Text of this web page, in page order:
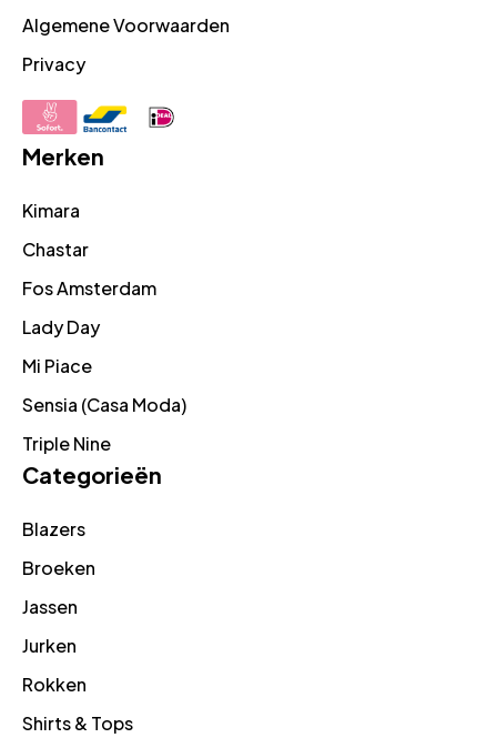
Algemene Voorwaarden
Privacy
Merken
Kimara
Chastar
Fos Amsterdam
Lady Day
Mi Piace
Sensia (Casa Moda)
Triple Nine
Categorieën
Blazers
Broeken
Jassen
Jurken
Rokken
Shirts & Tops